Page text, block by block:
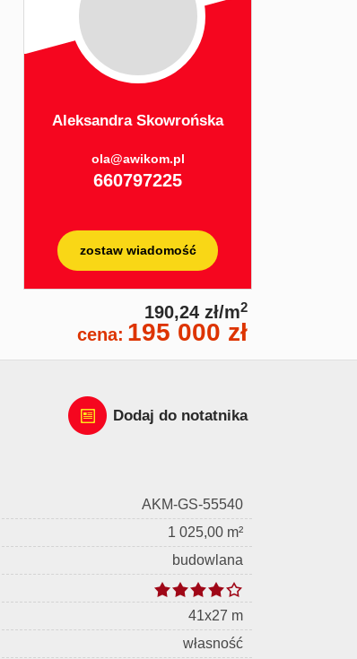
Aleksandra Skowrońska
ola@awikom.pl
660797225
zostaw wiadomość
190,24 zł/m2
cena: 195 000 zł
Dodaj do notatnika
AKM-GS-55540
1 025,00 m²
budowlana
41x27 m
własność